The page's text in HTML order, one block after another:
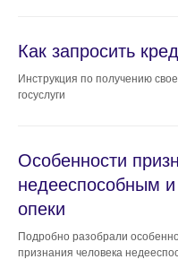
Как запросить
Инструкция по получению
госуслуги
Особенности
недееспособным
опеки
Подробно разобрали
признания человека